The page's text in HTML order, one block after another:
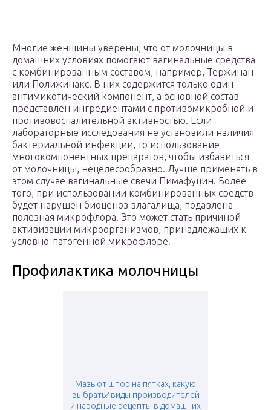
Многие женщины уверены, что от молочницы в
домашних условиях помогают вагинальные средства
с комбинированным составом, например, Тержинан
или Полижинакс. В них содержится только один
антимикотический компонент, а основной состав
представлен ингредиентами с противомикробной и
противовоспалительной активностью. Если
лабораторные исследования не установили наличия
бактериальной инфекции, то использование
многокомпонентных препаратов, чтобы избавиться
от молочницы, нецелесообразно. Лучше применять в
этом случае вагинальные свечи Пимафуцин. Более
того, при использовании комбинированных средств
будет нарушен биоценоз влагалища, подавлена
полезная микрофлора. Это может стать причиной
активизации микроорганизмов, принадлежащих к
условно-патогенной микрофлоре.
Профилактика молочницы
Мазь от шпор на пятках, какую
выбрать? виды производителей
и народные рецепты в домашних